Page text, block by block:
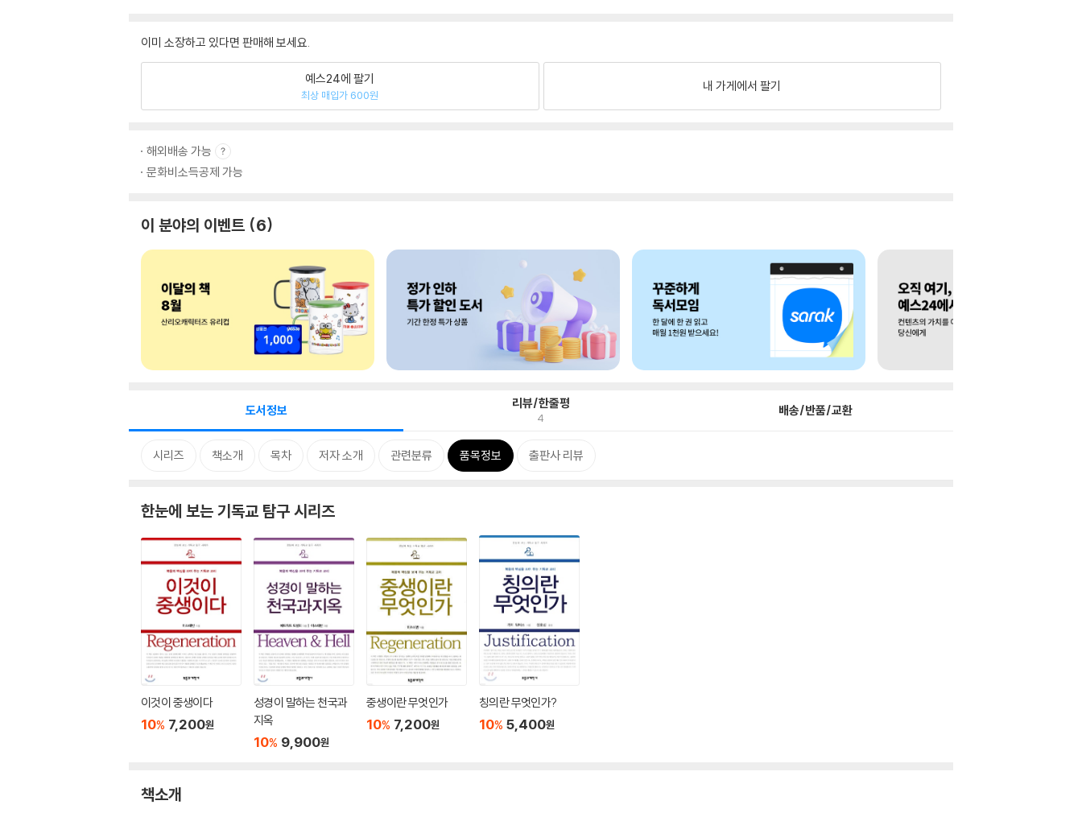
이미 소장하고 있다면 판매해 보세요.
예스24에 팔기
최상 매입가 600원
내 가게에서 팔기
해외배송 가능
문화비소득공제 가능
이 분야의 이벤트 6
도서정보 리뷰/한줄평
4 배송/반품/교환
시리즈 책소개 목차 저자 소개 관련분류 품목정보 출판사 리뷰
한눈에 보는 기독교 탐구 시리즈
이것이 중생이다
10% 7,200원
성경이 말하는 천국과
지옥
10% 9,900원
중생이란 무엇인가
10% 7,200원
칭의란 무엇인가?
10% 5,400원
책소개